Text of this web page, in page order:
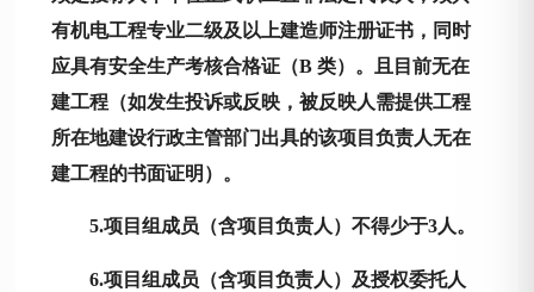
有机电工程专业二级及以上建造师注册证书，同时
应具有安全生产考核合格证（B 类）。且目前无在
建工程（如发生投诉或反映，被反映人需提供工程
所在地建设行政主管部门出具的该项目负责人无在
建工程的书面证明）。
5.项目组成员（含项目负责人）不得少于3人。
6.项目组成员（含项目负责人）及授权委托人